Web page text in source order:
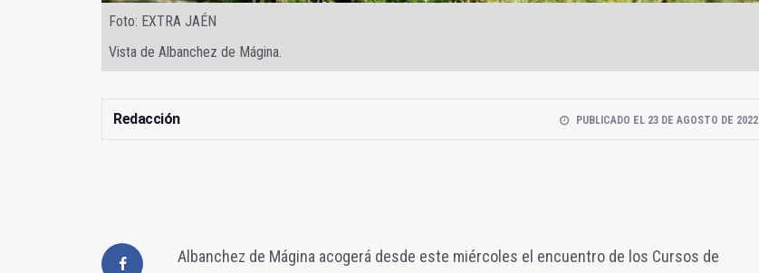
Foto: EXTRA JAÉN
Vista de Albanchez de Mágina.
Redacción PUBLICADO EL 23 DE AGOSTO DE 2022
Albanchez de Mágina acogerá desde este miércoles el encuentro de los Cursos de